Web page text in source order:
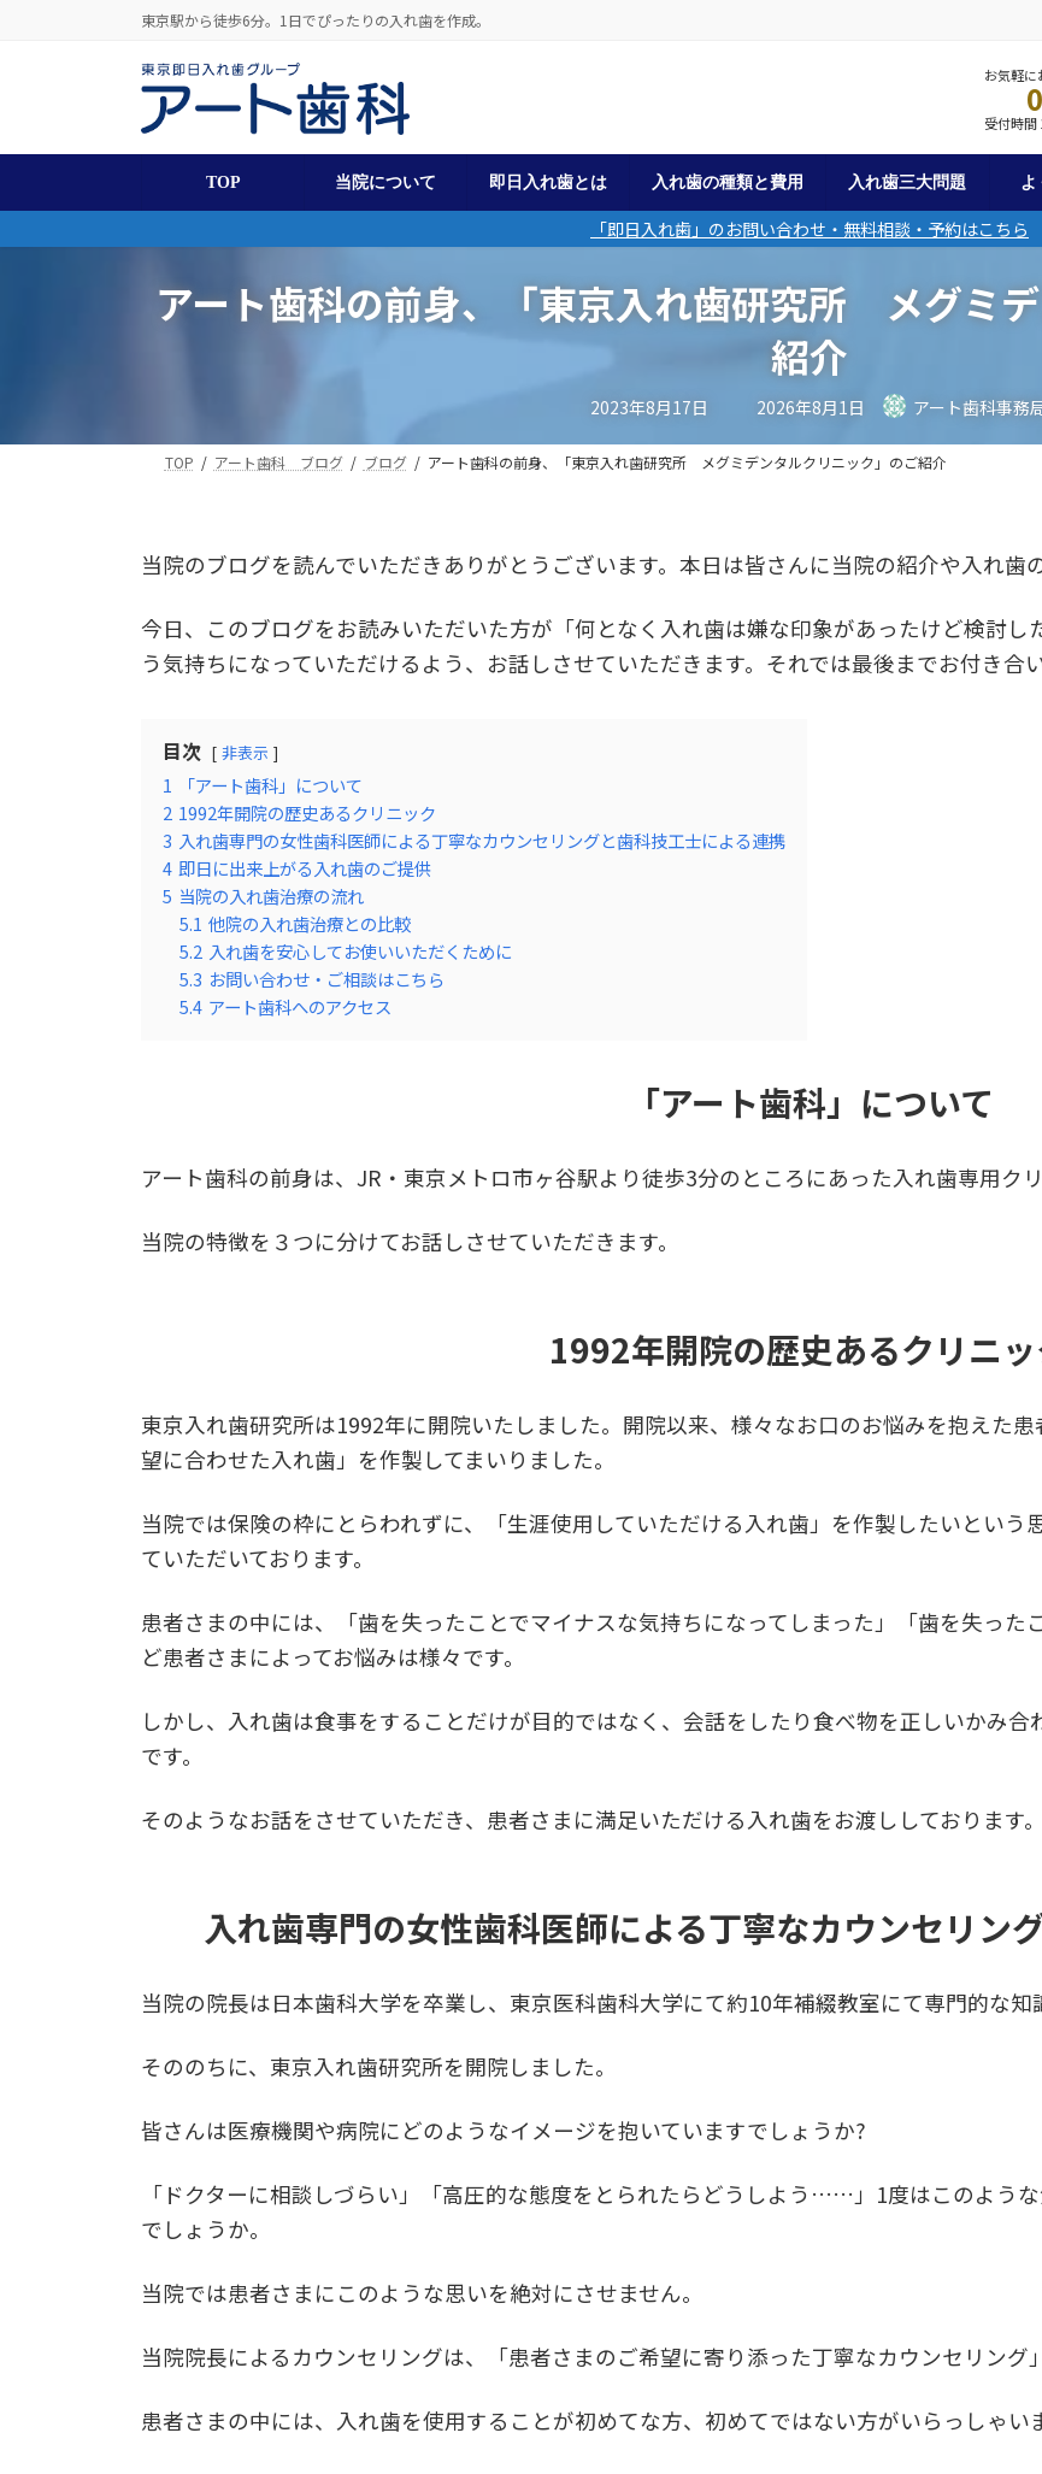
へ
キ
ッ
ョ
に
移
東京駅から徒歩6分。1日でぴったりの入れ歯を作成。
お気軽に
受付時間
TOP 当院について 即日入れ歯とは 入れ歯の種類と費用 入れ歯三大問題 よ
「即日入れ歯」のお問い合わせ・無料相談・予約はこちら
アート歯科の前身、「東京入れ歯研究所 メグミ
紹介
2023年8月17日 最
終
新
日
2026年8月1日 アート歯科事務
TOP アート歯科 ブログ ブログ アート歯科の前身、「東京入れ歯研究所 メグミデンタルクリニック」のご紹介
当院のブログを読んでいただきありがとうございます。本日は皆さんに当院の紹介や入れ歯
今日、このブログをお読みいただいた方が「何となく入れ歯は嫌な印象があったけど検討
う気持ちになっていただけるよう、お話しさせていただきます。それでは最後までお付き合
目次 非表示
1
「アート歯科」について
2 1992年開院の歴史あるクリニック
3 入れ歯専門の女性歯科医師による丁寧なカウンセリングと歯科技工士による連携
4 即日に出来上がる入れ歯のご提供
5 当院の入れ歯治療の流れ
5.1 他院の入れ歯治療との比較
5.2 入れ歯を安心してお使いいただくために
5.3 お問い合わせ・ご相談はこちら
5.4 アート歯科へのアクセス
「アート歯科」について
アート歯科の前身は、JR・東京メトロ市ヶ谷駅より徒歩3分のところにあった入れ歯専用ク
当院の特徴を３つに分けてお話しさせていただきます。
1992年開院の歴史あるクリニッ
東京入れ歯研究所は1992年に開院いたしました。開院以来、様々なお口のお悩みを抱えた
望に合わせた入れ歯」を作製してまいりました。
当院では保険の枠にとらわれずに、「生涯使用していただける入れ歯」を作製したいとい
ていただいております。
患者さまの中には、「歯を失ったことでマイナスな気持ちになってしまった」「歯を失った
ど患者さまによってお悩みは様々です。
しかし、入れ歯は食事をすることだけが目的ではなく、会話をしたり食べ物を正しいかみ
です。
そのようなお話をさせていただき、患者さまに満足いただける入れ歯をお渡ししております。
入れ歯専門の女性歯科医師による丁寧なカウンセリン
当院の院長は日本歯科大学を卒業し、東京医科歯科大学にて約10年補綴教室にて専門的な知
そののちに、東京入れ歯研究所を開院しました。
皆さんは医療機関や病院にどのようなイメージを抱いていますでしょうか?
「ドクターに相談しづらい」「高圧的な態度をとられたらどうしよう……」1度はこのよう
でしょうか。
当院では患者さまにこのような思いを絶対にさせません。
当院院長によるカウンセリングは、「患者さまのご希望に寄り添った丁寧なカウンセリング
患者さまの中には、入れ歯を使用することが初めてな方、初めてではない方がいらっしゃいま